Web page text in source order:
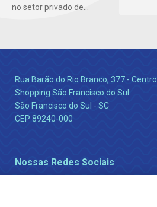
no setor privado de...
Rua Barão do Rio Branco, 377 - Centro
Shopping São Francisco do Sul
São Francisco do Sul - SC
CEP 89240-000
Nossas Redes Sociais